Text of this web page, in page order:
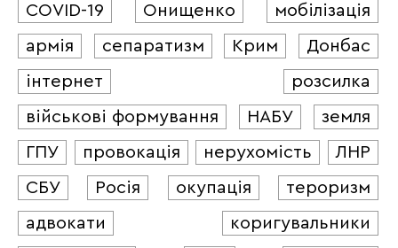
COVID-19
Онищенко
мобілізація
армія
сепаратизм Крим
Донбас
інтернет
розсилка
військові формування
НАБУ
земля
ГПУ
провокація нерухомість
ЛНР
СБУ
Росія окупація
тероризм
адвокати
коригувальники